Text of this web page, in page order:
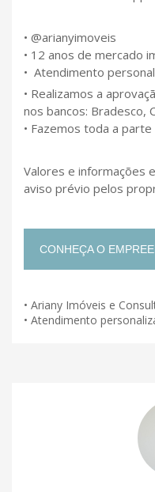
• @arianyimoveis
• 12 anos de mercado
• Atendimento
• Realizamos a
nos bancos: Bradesco,
• Fazemos toda a
Valores e informações
aviso prévio pelos
CONHEÇA O
• Ariany Imóveis e
• Atendimento